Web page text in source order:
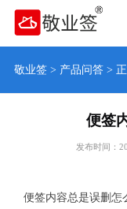
敬业签> 产品问答>
便签
发布时间：
便签内容总是误删怎